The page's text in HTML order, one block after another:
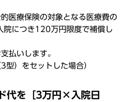
医療保険の対象となる医療費の
院につき120万円限度で補償し
払いします。
型）をセットした場合）
代を［3万円×入院日